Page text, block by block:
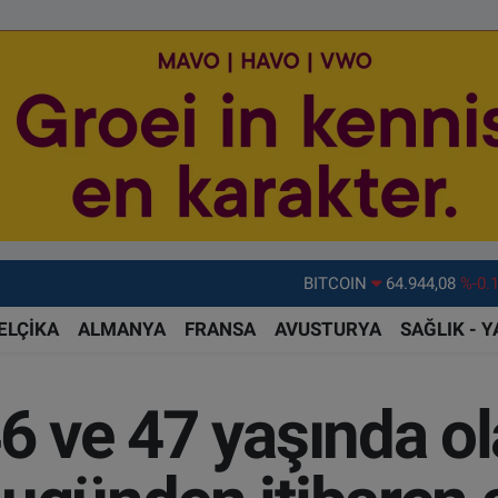
DOLAR 47,7436
EURO
55,2510
GRAM ALTIN
%0.03
BİST100
13.779 %-
BITCOIN
64.944,08 %-
ALMANYA FRANSA AVUSTURYA SAĞLIK -
ve 47 yaşında